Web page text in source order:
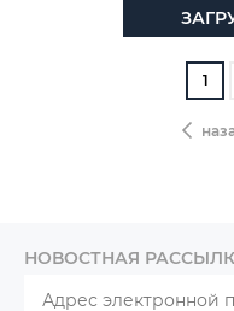
1
НОВОСТНАЯ